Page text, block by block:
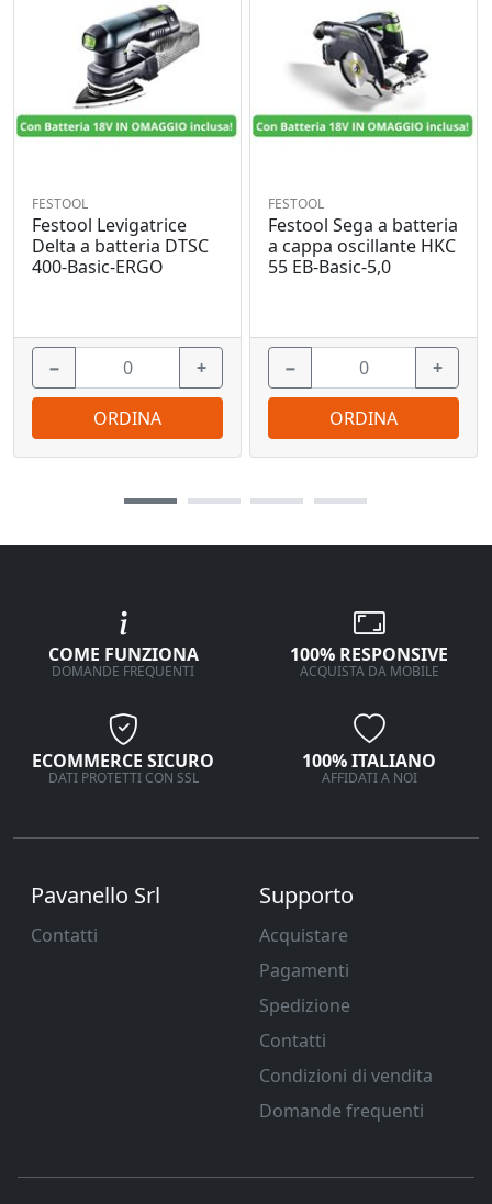
FESTOOL
Festool Levigatrice
Delta a batteria DTSC
400-Basic-ERGO
− +
ORDINA
FESTOOL
Festool Sega a batteria
a cappa oscillante HKC
55 EB-Basic-5,0
− +
ORDINA
COME FUNZIONA
DOMANDE FREQUENTI
100% RESPONSIVE
ACQUISTA DA MOBILE
ECOMMERCE SICURO
DATI PROTETTI CON SSL
100% ITALIANO
AFFIDATI A NOI
Pavanello Srl
Contatti
Supporto
Acquistare
Pagamenti
Spedizione
Contatti
Condizioni di vendita
Domande frequenti